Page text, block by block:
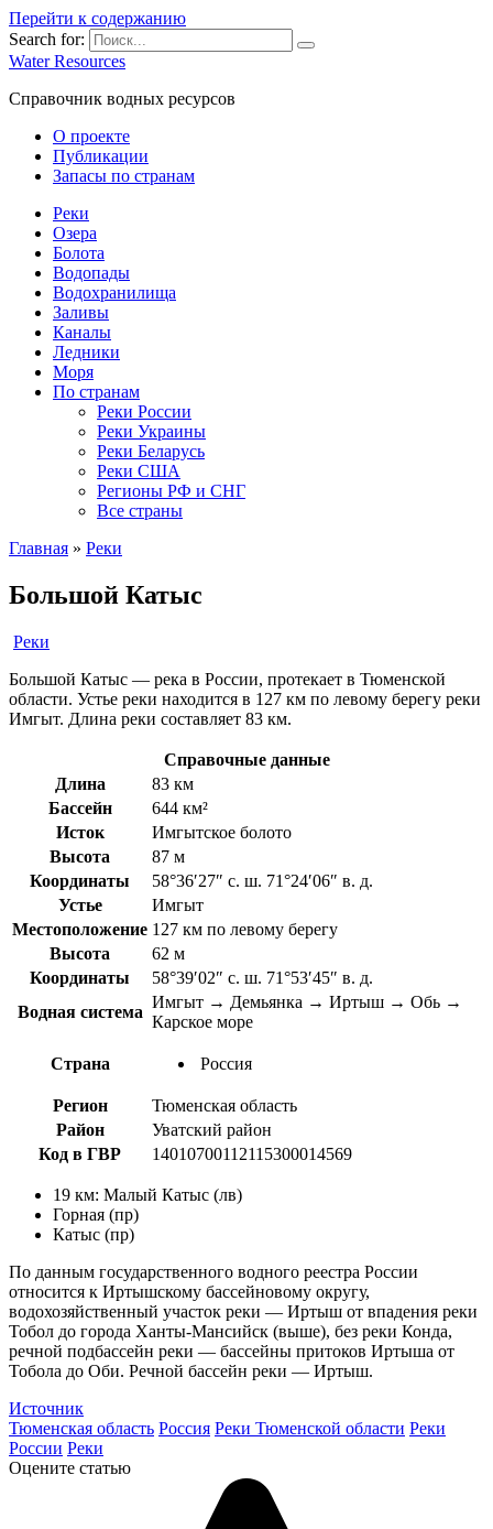
Перейти к содержанию
Search for:
Water Resources
Справочник водных ресурсов
О проекте
Публикации
Запасы по странам
Реки
Озера
Болота
Водопады
Водохранилища
Заливы
Каналы
Ледники
Моря
По странам
Реки России
Реки Украины
Реки Беларусь
Реки США
Регионы РФ и СНГ
Все страны
Главная » Реки
Большой Катыс
Реки
Большой Катыс — река в России, протекает в Тюменской
области. Устье реки находится в 127 км по левому берегу реки
Имгыт. Длина реки составляет 83 км.
Справочные данные
Длина
83 км
Бассейн
644 км²
Исток
Имгытское болото
Высота
87 м
Координаты
58°36′27″ с. ш. 71°24′06″ в. д.
Устье
Имгыт
Местоположение 127 км по левому берегу
Высота
62 м
Координаты
58°39′02″ с. ш. 71°53′45″ в. д.
Водная система
Имгыт → Демьянка → Иртыш → Обь →
Карское море
Страна Россия
Регион
Тюменская область
Район
Уватский район
Код в ГВР
14010700112115300014569
19 км: Малый Катыс (лв)
Горная (пр)
Катыс (пр)
По данным государственного водного реестра России
относится к Иртышскому бассейновому округу,
водохозяйственный участок реки — Иртыш от впадения реки
Тобол до города Ханты-Мансийск (выше), без реки Конда,
речной подбассейн реки — бассейны притоков Иртыша от
Тобола до Оби. Речной бассейн реки — Иртыш.
Источник
Тюменская область Россия Реки Тюменской области Реки
России Реки
Оцените статью